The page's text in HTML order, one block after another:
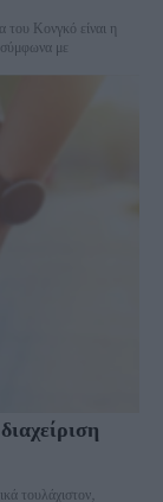
του Κονγκό είναι η
με
τουλάχιστον,